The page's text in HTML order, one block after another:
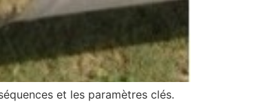
et les paramètres clés.